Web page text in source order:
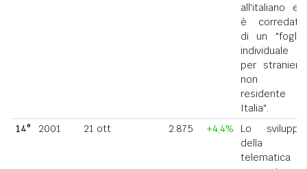
all'italiano ed
è corredato
di un "foglio
individuale
per straniero
non
residente in
Italia".
14°
2001 21 ott 2.875 +4,4%
Lo sviluppo
della
telematica